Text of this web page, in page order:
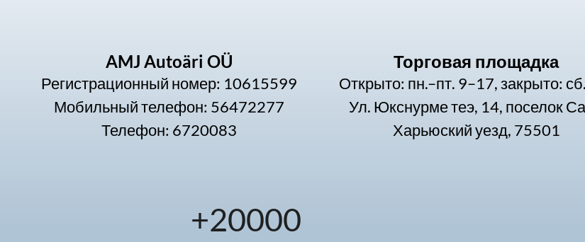
AMJ Autoäri OÜ
Регистрационный номер: 10615599
Мобильный телефон: 56472277
Телефон: 6720083
Торговая площадка
Открыто: пн.–пт. 9–17, закрыто:
Ул. Юкснурме теэ, 14, поселок
Харьюский уезд, 75501
+20000